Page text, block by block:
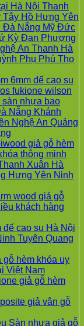
Hà Nội Thanh
Tây Hồ Hưng Yên
Đà Nẵng Mỹ Đức
Kỳ Đan Phượng
An Thanh Hà
Phụ Phú Thọ
6mm đế cao su
fukione wilson
sàn nhựa bao
Nẵng Khánh
Nghệ An Quảng
có
bình
luận
ở
sàn
nhựa
gỗ
hèm
4mm
6mm
đế
su
charm
giả gỗ hèm
thông minh
Xuân Hà
Hưng Yên Ninh
wood giả gỗ
khách hàng
cao su Hà Nội
Tuyên Quang
hèm khóa uy
Việt NamKhông
có
luận
Sàn
giả gỗ hèm
giả vân gỗ
Sàn nhựa giả gỗ